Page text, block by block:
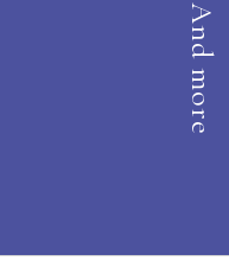
And more